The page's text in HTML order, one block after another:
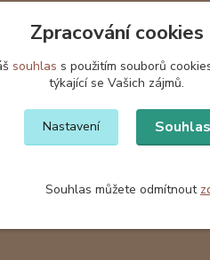
je již prodaný. Na
jsou baleny v dárkové
Zpracování cookies
souhlas s použitím souborů
týkající se Vašich zájmů.
Nastavení
Souhlas můžete odmítnout